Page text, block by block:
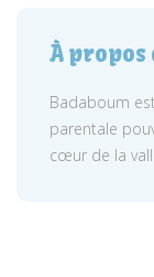
À propos
Badaboum
parentale
cœur de la